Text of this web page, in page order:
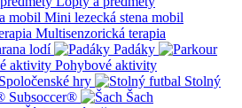
Mini lezecká stena mobil
Multisenzorická terapia
lodí
Padáky
Pohybové aktivity
Spoločenské hry
Stolný
Subsoccer®
Šach